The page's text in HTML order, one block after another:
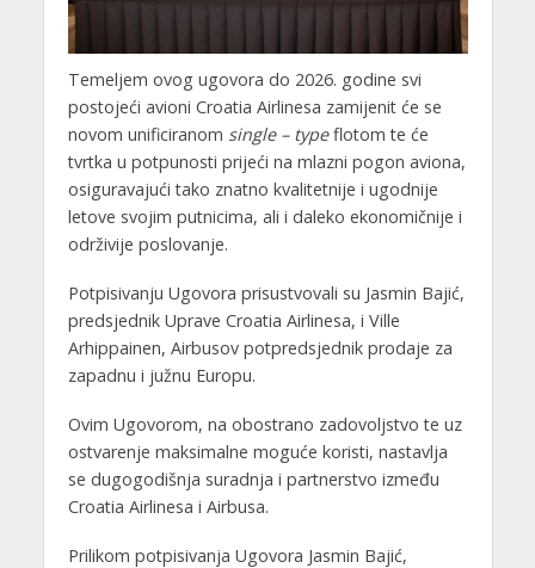
Temeljem ovog ugovora do 2026. godine svi
postojeći avioni Croatia Airlinesa zamijenit će se
novom unificiranom single – typeflotom te će
tvrtka u potpunosti prijeći na mlazni pogon aviona,
osiguravajući tako znatno kvalitetnije i ugodnije
letove svojim putnicima, ali i daleko ekonomičnije i
održivije poslovanje.
Potpisivanju Ugovora prisustvovali su Jasmin Bajić,
predsjednik Uprave Croatia Airlinesa, i Ville
Arhippainen, Airbusov potpredsjednik prodaje za
zapadnu i južnu Europu.
Ovim Ugovorom, na obostrano zadovoljstvo te uz
ostvarenje maksimalne moguće koristi, nastavlja
se dugogodišnja suradnja i partnerstvo između
Croatia Airlinesa i Airbusa.
Prilikom potpisivanja Ugovora Jasmin Bajić,